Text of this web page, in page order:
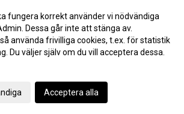
till Webbversion
fungera korrekt använder vi nödvändiga
Dessa går inte att stänga av.
använda frivilliga cookies, t.ex. för statistik
Du väljer själv om du vill acceptera dessa.
Acceptera alla